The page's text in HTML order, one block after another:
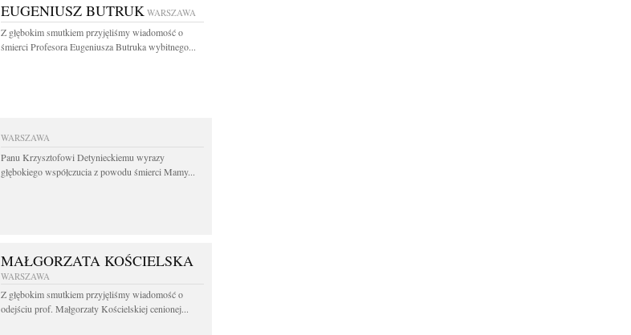
EUGENIUSZ BUTRUK WARSZAWA
Z głębokim smutkiem przyjęliśmy wiadomość o
śmierci Profesora Eugeniusza Butruka wybitnego...
WARSZAWA
Panu Krzysztofowi Detynieckiemu wyrazy
głębokiego współczucia z powodu śmierci Mamy...
MAŁGORZATA KOŚCIELSKA
WARSZAWA
Z głębokim smutkiem przyjęliśmy wiadomość o
odejściu prof. Małgorzaty Kościelskiej cenionej...